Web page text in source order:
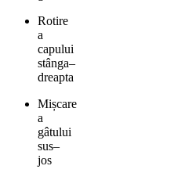
Rotire
a
capului
stânga–
dreapta
Mișcare
a
gâtului
sus–
jos